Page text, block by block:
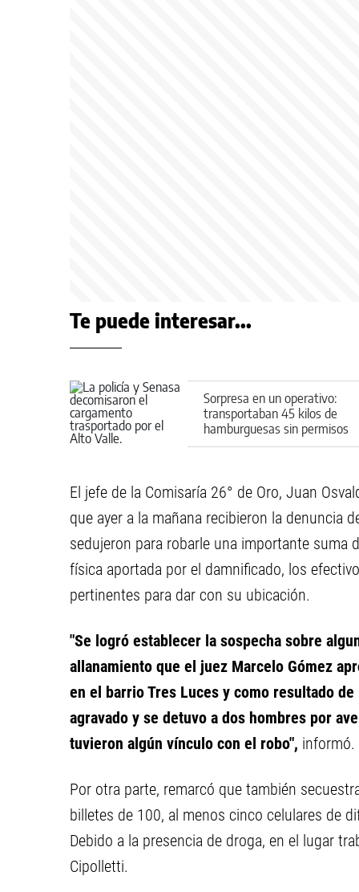
Te puede interesar...
Sorpresa en un operativo:
transportaban 45 kilos de
hamburguesas sin permisos
por ruta 22
El jefe de la Comisaría 26° de Oro, Juan
que ayer a la mañana recibieron la denuncia
sedujeron para robarle una importante suma
física aportada por el damnificado, los
pertinentes para dar con su ubicación.
"Se logró establecer la sospecha sobre
allanamiento que el juez Marcelo Gómez
en el barrio Tres Luces y como resultado
agravado y se detuvo a dos hombres por
tuvieron algún vínculo con el robo", informó.
Por otra parte, remarcó que también
billetes de 100, al menos cinco celulares de
Debido a la presencia de droga, en el lugar
Cipolletti.